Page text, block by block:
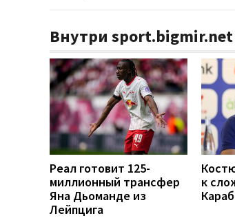
Внутри sport.bigmir.net
Реал готовит 125-
миллионный трансфер
Яна Дьоманде из
Лейпцига
к